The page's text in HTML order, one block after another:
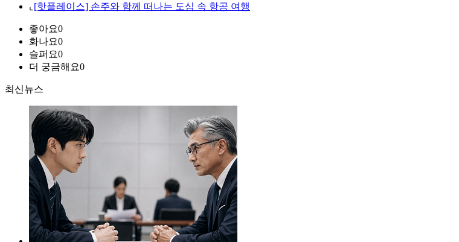
⌞ [핫플레이스] 손주와 함께 떠나는 도심 속 항공 여행
좋아요0
화나요0
슬퍼요0
더 궁금해요0
최신뉴스